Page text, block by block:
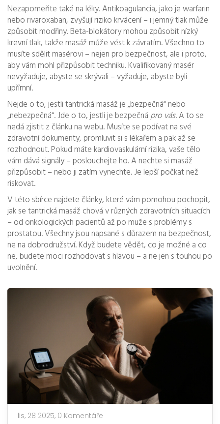
Nezapomeňte také na léky. Antikoagulancia, jako je warfarin
nebo rivaroxaban, zvyšují riziko krvácení – i jemný tlak může
způsobit modřiny. Beta-blokátory mohou způsobit nízký
krevní tlak, takže masáž může vést k závratím. Všechno to
musíte sdělit masérovi – nejen pro bezpečnost, ale i proto,
aby vám mohl přizpůsobit techniku. Kvalifikovaný masér
nevyžaduje, abyste se skrývali – vyžaduje, abyste byli
upřímní.
Nejde o to, jestli tantrická masáž je „bezpečná“ nebo
„nebezpečná“. Jde o to, jestli je bezpečnápro vás. A to se
nedá zjistit z článku na webu. Musíte se podívat na své
zdravotní dokumenty, promluvit si s lékařem a pak až se
rozhodnout. Pokud máte kardiovaskulární rizika, vaše tělo
vám dává signály – poslouchejte ho. A nechte si masáž
přizpůsobit – nebo ji zatím vynechte. Je lepší počkat než
riskovat.
V této sbírce najdete články, které vám pomohou pochopit,
jak se tantrická masáž chová v různých zdravotních situacích
– od onkologických pacientů až po muže s problémy s
prostatou. Všechny jsou napsané s důrazem na bezpečnost,
ne na dobrodružství. Když budete vědět, co je možné a co
ne, budete moci rozhodovat s hlavou – a ne jen s touhou po
uvolnění.
lis, 28 2025, 0 Komentáře